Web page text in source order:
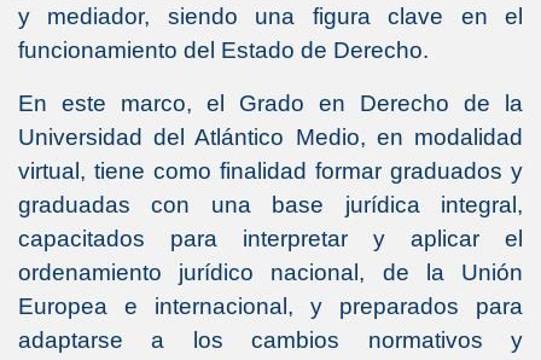
y mediador, siendo una figura clave en el
funcionamiento del Estado de Derecho.
En este marco, el Grado en Derecho de la
Universidad del Atlántico Medio, en modalidad
virtual, tiene como finalidad formar graduados y
graduadas con una base jurídica integral,
capacitados para interpretar y aplicar el
ordenamiento jurídico nacional, de la Unión
Europea e internacional, y preparados para
adaptarse a los cambios normativos y